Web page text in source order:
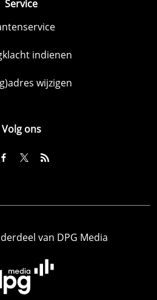
Service
indienen
wijzigen
Volg ons
van DPG Media